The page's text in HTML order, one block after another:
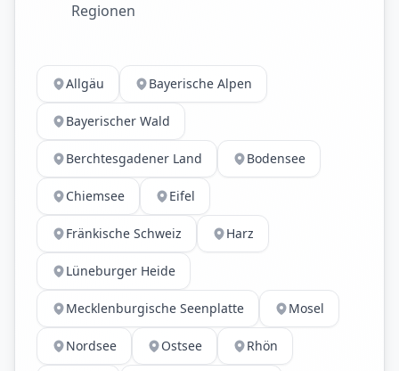
Regionen
Allgäu Bayerische Alpen
Bayerischer Wald
Berchtesgadener Land Bodensee
Chiemsee Eifel
Fränkische Schweiz Harz
Lüneburger Heide
Mecklenburgische Seenplatte Mosel
Nordsee Ostsee Rhön